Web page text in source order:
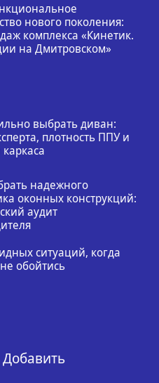
нового поколения:
комплекса «Кинетик.
на Дмитровском»
выбрать диван:
плотность ППУ и
надежного
оконных конструкций:
аудит
ситуаций, когда
обойтись
Добавить